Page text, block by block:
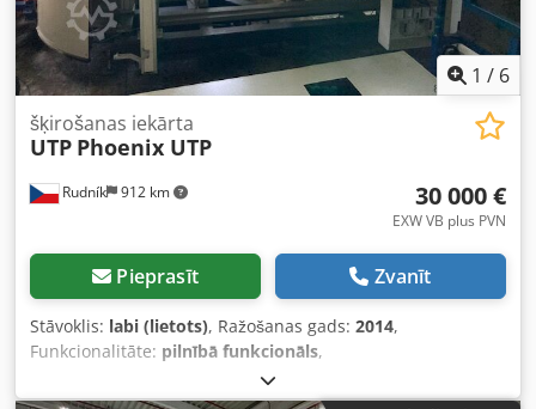
1 / 6
Rudník 912 km
šķirošanas iekārta
UTP Phoenix UTP
30 000 €
EXW VB plus PVN
Pieprasīt Zvanīt
Stāvoklis: labi (lietots), Ražošanas gads: 2014,
Funkcionalitāte: pilnībā funkcionāls,
iekārtas/transportlīdzekļa numurs:
platums:3 310 mm, kopējais garums:3 943 mm, kopējais